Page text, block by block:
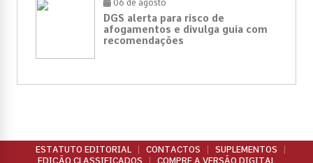
06 de agosto
DGS alerta para risco de
afogamentos e divulga guia com
recomendações
ESTATUTO EDITORIAL CONTACTOS
SUPLEMENTOS